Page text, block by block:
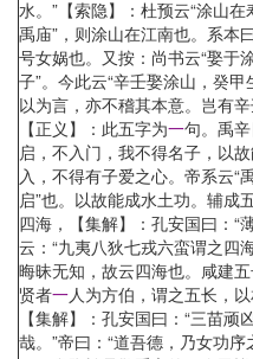
水。”【索隐】：杜预云“涂山
禹庙”，则涂山在江南也。系本
号女娲也。又按：尚书云“娶于
子”。今此云“辛壬娶涂山，癸
以为言，亦不稽其本意。岂有
【正义】：此五字为一句。禹
启，不入门，我不得名子，以
入，不得有子爱之心。帝系云“
启”也。以故能成水土功。辅成
四海，【集解】：孔安国曰：“
云：“九夷八狄七戎六蛮谓之四
晦昧无知，故云四海也。咸建
贤者一人为方伯，谓之五长，
【集解】：孔安国曰：“三苗
哉。”帝曰：“道吾德，乃女功序